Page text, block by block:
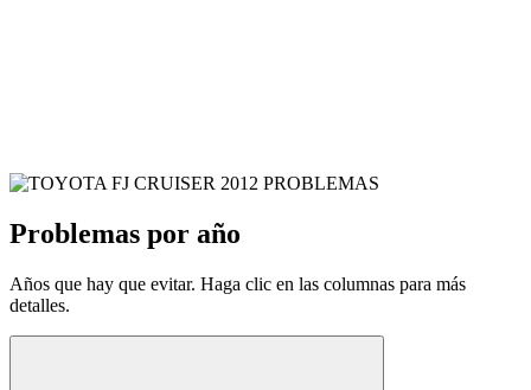
Problemas por año
Años que hay que evitar. Haga clic en las columnas para más
detalles.